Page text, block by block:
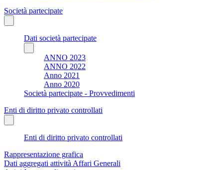
Società partecipate
Dati società partecipate
ANNO 2023
ANNO 2022
Anno 2021
Anno 2020
Società partecipate - Provvedimenti
Enti di diritto privato controllati
Enti di diritto privato controllati
Rappresentazione grafica
Dati aggregati attività Affari Generali